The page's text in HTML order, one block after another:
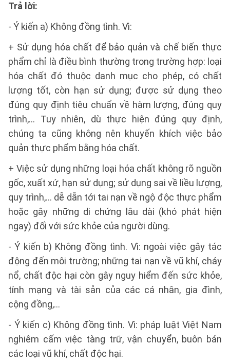
Trả lời:
- Ý kiến a) Không đồng tình. Vì:
+ Sử dụng hóa chất để bảo quản và chế biến thực
phẩm chỉ là điều bình thường trong trường hợp: loại
hóa chất đó thuộc danh mục cho phép, có chất
lượng tốt, còn hạn sử dụng; được sử dụng theo
đúng quy định tiêu chuẩn về hàm lượng, đúng quy
trình,… Tuy nhiên, dù thực hiện đúng quy định,
chúng ta cũng không nên khuyến khích việc bảo
quản thực phẩm bằng hóa chất.
+ Việc sử dụng những loại hóa chất không rõ nguồn
gốc, xuất xứ, hạn sử dụng; sử dụng sai về liều lượng,
quy trình,… dễ dẫn tới tai nạn về ngộ độc thực phẩm
hoặc gây những di chứng lâu dài (khó phát hiện
ngay) đối với sức khỏe của người dùng.
- Ý kiến b) Không đồng tình. Vì: ngoài việc gây tác
động đến môi trường; những tai nạn về vũ khí, cháy
nổ, chất độc hại còn gây nguy hiểm đến sức khỏe,
tính mạng và tài sản của các cá nhân, gia đình,
cộng đồng,…
- Ý kiến c) Không đồng tình. Vì: pháp luật Việt Nam
nghiêm cấm việc tàng trữ, vận chuyển, buôn bán
các loại vũ khí, chất độc hại.